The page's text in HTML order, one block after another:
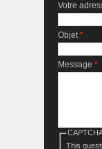
Votre
Objet*
Message *
This